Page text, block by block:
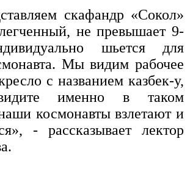
скафандр «Сокол»
не превышает 9-
шьется для
Мы видим рабочее
с названием казбек-у,
именно в таком
космонавты взлетают и
- рассказывает лектор